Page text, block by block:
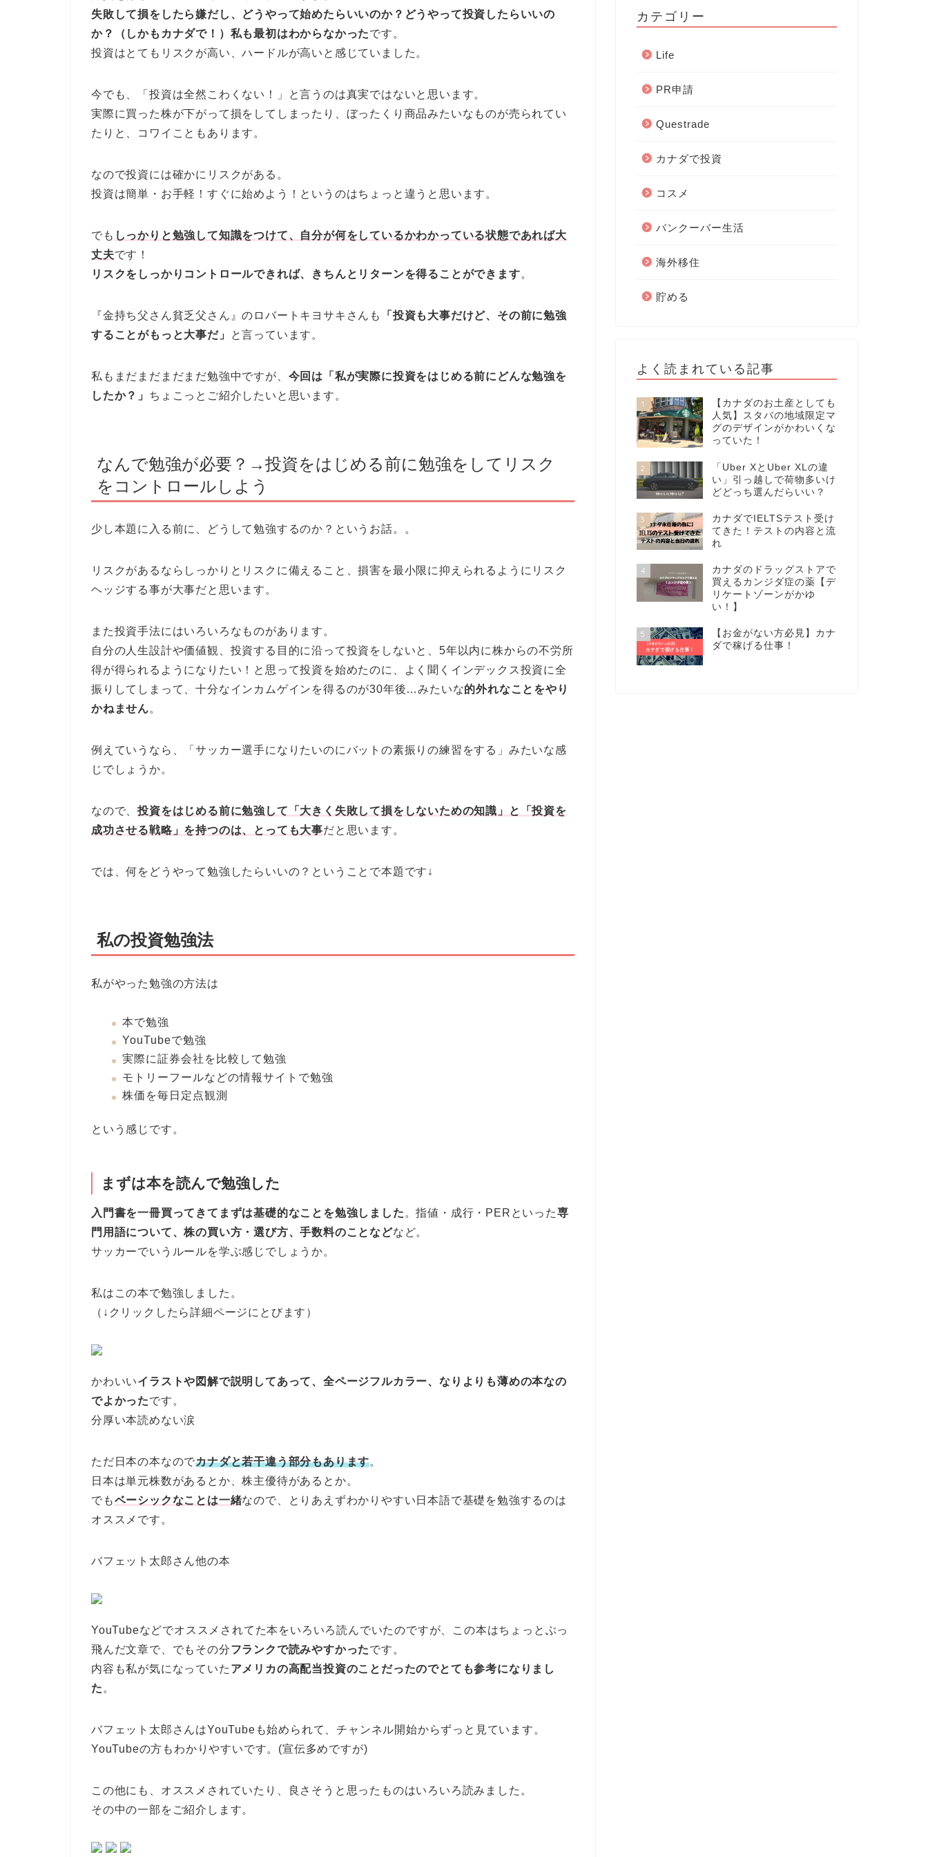
失敗して損をしたら嫌だし、どうやって始めたらいいのか？どうやって投資したらいいの
か？（しかもカナダで！）私も最初はわからなかったです。
投資はとてもリスクが高い、ハードルが高いと感じていました。
今でも、「投資は全然こわくない！」と言うのは真実ではないと思います。
実際に買った株が下がって損をしてしまったり、ぼったくり商品みたいなものが売られてい
たりと、コワイこともあります。
なので投資には確かにリスクがある。
投資は簡単・お手軽！すぐに始めよう！というのはちょっと違うと思います。
でも しっかりと勉強して知識をつけて、自分が何をしているかわかっている状態であれば大
丈夫です！
リスクをしっかりコントロールできれば、きちんとリターンを得ることができます。
『金持ち父さん貧乏父さん』のロバートキヨサキさんも
「投資も大事だけど、その前に勉強
することがもっと大事だ」
と言っています。
私もまだまだまだまだ勉強中ですが、 今回は「私が実際に投資をはじめる前にどんな勉強を
したか？」 ちょこっとご紹介したいと思います。
なんで勉強が必要？→投資をはじめる前に勉強をしてリスク
をコントロールしよう
少し本題に入る前に、どうして勉強するのか？というお話。。
リスクがあるならしっかりとリスクに備えること、損害を最小限に抑えられるようにリスク
ヘッジする事が大事だと思います。
また投資手法にはいろいろなものがあります。
自分の人生設計や価値観、投資する目的に沿って投資をしないと、5年以内に株からの不労所
得が得られるようになりたい！と思って投資を始めたのに、よく聞くインデックス投資に全
振りしてしまって、十分なインカムゲインを得るのが30年後…みたいな的外れなことをやり
かねません。
例えていうなら、「サッカー選手になりたいのにバットの素振りの練習をする」みたいな感
じでしょうか。
なので、投資をはじめる前に勉強して「大きく失敗して損をしないための知識」と「投資を
成功させる戦略」を持つのは、とっても大事だと思います。
では、何をどうやって勉強したらいいの？ということで本題です↓
私の投資勉強法
私がやった勉強の方法は
本で勉強
YouTubeで勉強
実際に証券会社を比較して勉強
モトリーフールなどの情報サイトで勉強
株価を毎日定点観測
という感じです。
まずは本を読んで勉強した
入門書を一冊買ってきてまずは基礎的なことを勉強しました 。指値・成行・PERといった専
門用語について、株の買い方・選び方、手数料のことなどなど。
サッカーでいうルールを学ぶ感じでしょうか。
私はこの本で勉強しました。
（↓クリックしたら詳細ページにとびます）
かわいいイラストや図解で説明してあって、全ページフルカラー、なりよりも薄めの本なの
でよかったです。
分厚い本読めない涙
ただ日本の本なのでカナダと若干違う部分もあります。
日本は単元株数があるとか、株主優待があるとか。
でもベーシックなことは一緒なので、とりあえずわかりやすい日本語で基礎を勉強するのは
オススメです。
バフェット太郎さん他の本
YouTubeなどでオススメされてた本をいろいろ読んでいたのですが、この本はちょっとぶっ
飛んだ文章で、でもその分フランクで読みやすかったです。
内容も私が気になっていた アメリカの高配当投資のことだったのでとても参考になりまし
た 。
バフェット太郎さんはYouTubeも始められて、チャンネル開始からずっと見ています。
YouTubeの方もわかりやすいです。(宣伝多めですが)
この他にも、オススメされていたり、良さそうと思ったものはいろいろ読みました。
その中の一部をご紹介します。
カテゴリー
Life
PR申請
Questrade
カナダで投資
コスメ
バンクーバー生活
海外移住
貯める
よく読まれている記事
1
【カナダのお土産としても
人気】スタバの地域限定マ
グのデザインがかわいくな
っていた！
2
「Uber XとUber XLの違
い」引っ越しで荷物多いけ
どどっち選んだらいい？
3
カナダでIELTSテスト受け
てきた！テストの内容と流
れ
4
カナダのドラッグストアで
買えるカンジダ症の薬【デ
リケートゾーンがかゆ
い！】
5
【お金がない方必見】カナ
ダで稼げる仕事！